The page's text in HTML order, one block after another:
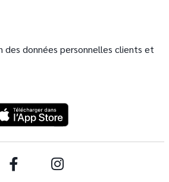
des données personnelles clients et
Facebook Instagram